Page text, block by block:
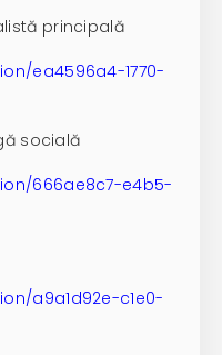
principală
ea4596a4-1770-
socială
666ae8c7-e4b5-
a9a1d92e-c1e0-